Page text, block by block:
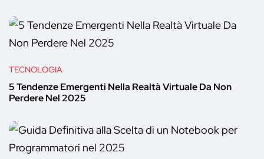
TECNOLOGIA
5 Tendenze Emergenti Nella Realtà Virtuale Da Non
Perdere Nel 2025